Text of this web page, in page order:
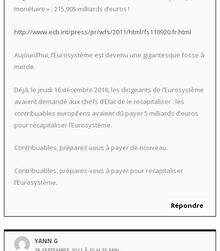
monétaire » : 215,905 milliards d’euros !
http://www.ecb.int/press/pr/wfs/2011/html/fs110920.fr.html
Aujourd’hui, l’Eurosystème est devenu une gigantesque fosse à
merde.
Déjà, le jeudi 16 décembre 2010, les dirigeants de l’Eurosystème
avaient demandé aux chefs d’Etat de le recapitaliser : les
contribuables européens avaient dû payer 5 milliards d’euros
pour recapitaliser l’Eurosystème.
Contribuables, préparez-vous à payer de nouveau.
Contribuables, préparez-vous à payer pour recapitaliser
l’Eurosystème.
Répondre
YANN G